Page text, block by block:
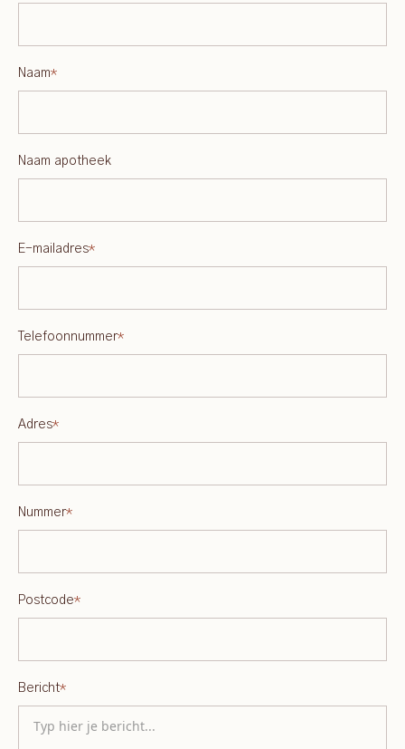
Naam*
Naam apotheek
E-mailadres*
Telefoonnummer*
Adres*
Nummer*
Postcode*
Bericht*